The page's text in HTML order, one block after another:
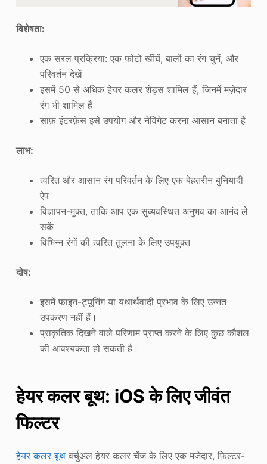
विशेषता:
एक सरल प्रक्रिया: एक फोटो खींचें, बालों का रंग चुनें, और
परिवर्तन देखें
इसमें 50 से अधिक हेयर कलर शेड्स शामिल हैं, जिनमें मज़ेदार
रंग भी शामिल हैं
साफ़ इंटरफ़ेस इसे उपयोग और नेविगेट करना आसान बनाता है
लाभ:
त्वरित और आसान रंग परिवर्तन के लिए एक बेहतरीन बुनियादी
ऐप
विज्ञापन-मुक्त, ताकि आप एक सुव्यवस्थित अनुभव का आनंद ले
सकें
विभिन्न रंगों की त्वरित तुलना के लिए उपयुक्त
दोष:
इसमें फाइन-ट्यूनिंग या यथार्थवादी प्रभाव के लिए उन्नत
उपकरण नहीं हैं।
प्राकृतिक दिखने वाले परिणाम प्राप्त करने के लिए कुछ कौशल
की आवश्यकता हो सकती है।
हेयर कलर बूथ: iOS के लिए जीवंत
फिल्टर
हेयर कलर बूथवर्चुअल हेयर कलर चेंज के लिए एक मजेदार, फ़िल्टर-